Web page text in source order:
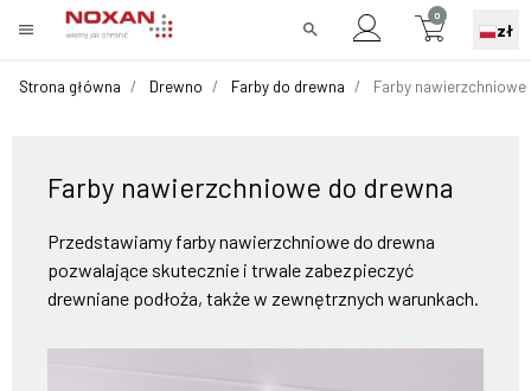
menu search
0
zł
Strona główna Drewno Farby do drewna Farby
Farby nawierzchniowe do drewna
Przedstawiamy farby nawierzchniowe do drewna
pozwalające skutecznie i trwale zabezpieczyć
drewniane podłoża, także w zewnętrznych warunkach.